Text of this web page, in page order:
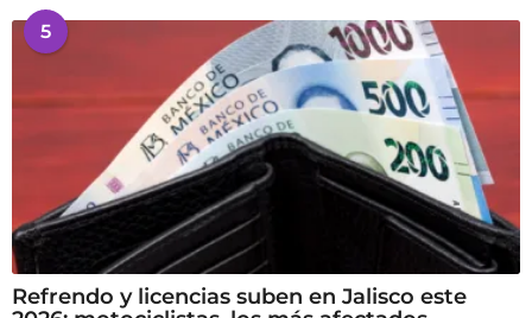
5
Refrendo y licencias suben en Jalisco este